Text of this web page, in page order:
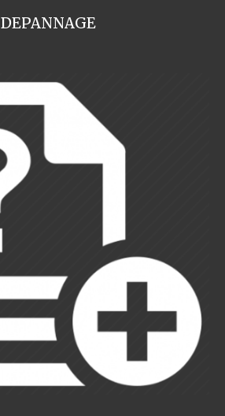
DEPANNAGE